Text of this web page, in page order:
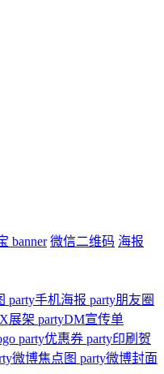
banner 微信二维码 海报
party手机海报 party朋友圈
展架 partyDM宣传单
party优惠券 party印刷贺
微博焦点图 party微博封面